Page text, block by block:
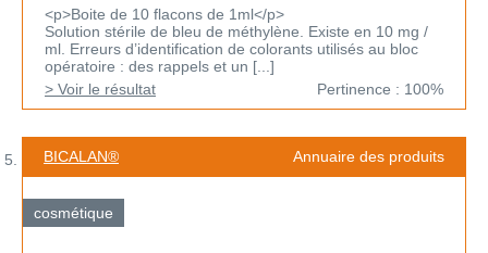
<p>Boite de 10 flacons de 1ml</p>
Solution stérile de bleu de méthylène. Existe en 10 mg /
ml. Erreurs d’identification de colorants utilisés au bloc
opératoire : des rappels et un [...]
> Voir le résultat
Pertinence : 100%
BICALAN® Annuaire des produits
cosmétique